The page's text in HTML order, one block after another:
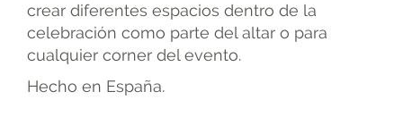
crear diferentes espacios dentro de la
celebración como parte del altar o para
cualquier corner del evento.
Hecho en España.